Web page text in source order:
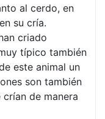
al cerdo, en
su cría.
criado
típico también
este animal un
son también
de manera